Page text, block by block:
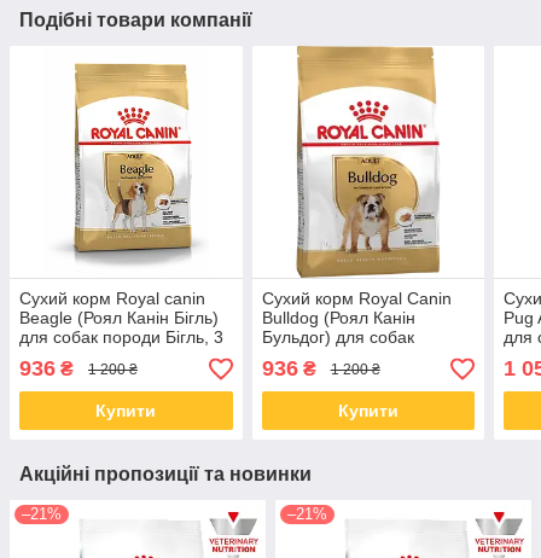
Подібні товари компанії
Сухий корм Royal canin
Beagle (Роял Канін Бігль)
для собак породи Бігль, 3
кг
936 ₴ 1 200 ₴
Купити
Сухий корм Royal Canin
Bulldog (Роял Канін
Бульдог) для собак
породи бульдог, 3КГ
936₴ 1 200 ₴
Купити
Pug
для
1
Акційні пропозиції та новинки
–21% –21%